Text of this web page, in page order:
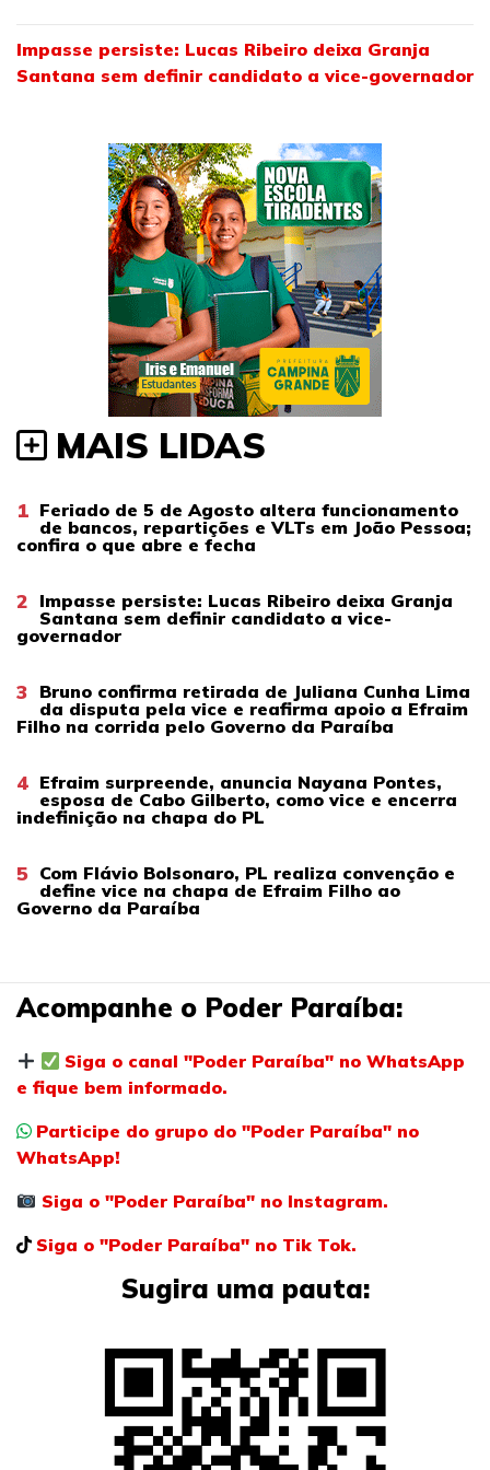
Impasse persiste: Lucas Ribeiro deixa Granja
Santana sem definir candidato a vice-governador
MAIS LIDAS
1 Feriado de 5 de Agosto altera funcionamento
de bancos, repartições e VLTs em João Pessoa;
confira o que abre e fecha
2 Impasse persiste: Lucas Ribeiro deixa Granja
Santana sem definir candidato a vice-
governador
3 Bruno confirma retirada de Juliana Cunha Lima
da disputa pela vice e reafirma apoio a Efraim
Filho na corrida pelo Governo da Paraíba
4 Efraim surpreende, anuncia Nayana Pontes,
esposa de Cabo Gilberto, como vice e encerra
indefinição na chapa do PL
5 Com Flávio Bolsonaro, PL realiza convenção e
define vice na chapa de Efraim Filho ao
Governo da Paraíba
Acompanhe o Poder Paraíba:
Siga o canal "Poder Paraíba" no WhatsApp
e fique bem informado.
Participe do grupo do "Poder Paraíba" no
WhatsApp!
Siga o "Poder Paraíba" no Instagram.
Siga o "Poder Paraíba" no Tik Tok.
Sugira uma pauta: